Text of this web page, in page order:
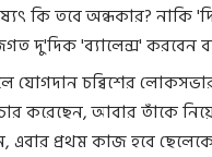
কি তবে অন্ধকার? নাকি
দু'দিক 'ব্যালেন্স' করবেন
যোগদান চব্বিশের
করেছেন, আবার তাঁকে
এবার প্রথম কাজ হবে